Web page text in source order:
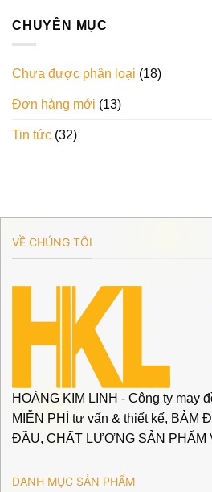
CHUYÊN MỤC
Chưa được phân loại (18)
Đơn hàng mới (13)
Tin tức (32)
VỀ CHÚNG TÔI
HOÀNG KIM LINH - Công ty may
MIỄN PHÍ tư vấn & thiết kế, BẢM
ĐẦU, CHẤT LƯỢNG SẢN PHẨM
DANH MỤC SẢN PHẨM